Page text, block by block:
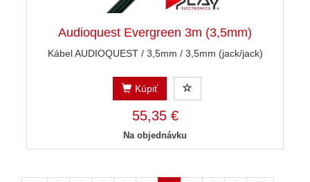
Audioquest Evergreen 3m (3,5mm)
Kábel AUDIOQUEST / 3,5mm / 3,5mm (jack/jack)
Kúpiť
55,35 €
Na objednávku